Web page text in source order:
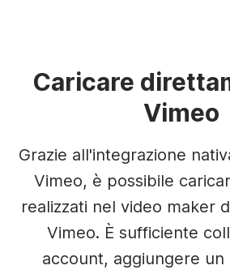
Caricare
Vimeo
Grazie all'integrazione
Vimeo, è possibile
realizzati nel video maker
Vimeo. È sufficiente
account, aggiungere un